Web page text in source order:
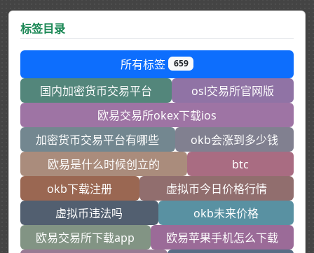
标签目录
所有标签 659
国内加密货币交易平台
osl交易所官网版
欧易交易所okex下载ios
加密货币交易平台有哪些
okb会涨到多少钱
欧易是什么时候创立的
btc
okb下载注册
虚拟币今日价格行情
虚拟币违法吗
okb未来价格
欧易交易所下载app
欧易苹果手机怎么下载